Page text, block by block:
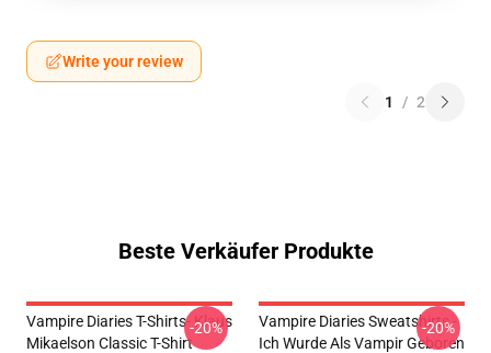
Write your review
1 / 2
Beste Verkäufer Produkte
Vampire Diaries T-Shirts- Klaus
Mikaelson Classic T-Shirt
-20%
Vampire Diaries Sweatshirts -
Ich Wurde Als Vampir Geboren
-20%